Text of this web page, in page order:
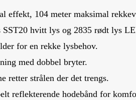
effekt, 104 meter maksimal
hvitt lys og 2835 rødt lys
for en rekke lysbehov.
med dobbel bryter.
retter strålen der det trengs.
reflekterende hodebånd for